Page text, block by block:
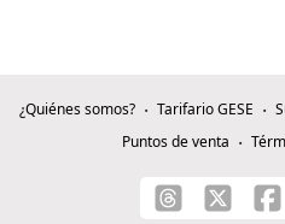
¿Quiénes somos? Tarifario GESE
Puntos de venta